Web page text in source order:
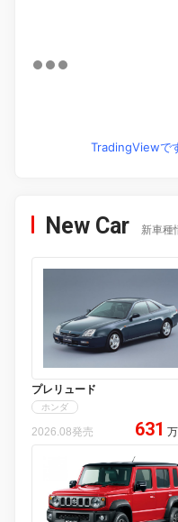
TradingViewで
New Car 新車種
プレリュード
ホンダ
2026.08発売 631